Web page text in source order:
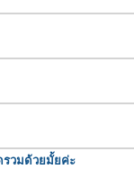
รวมด้วยมั้ยค่ะ